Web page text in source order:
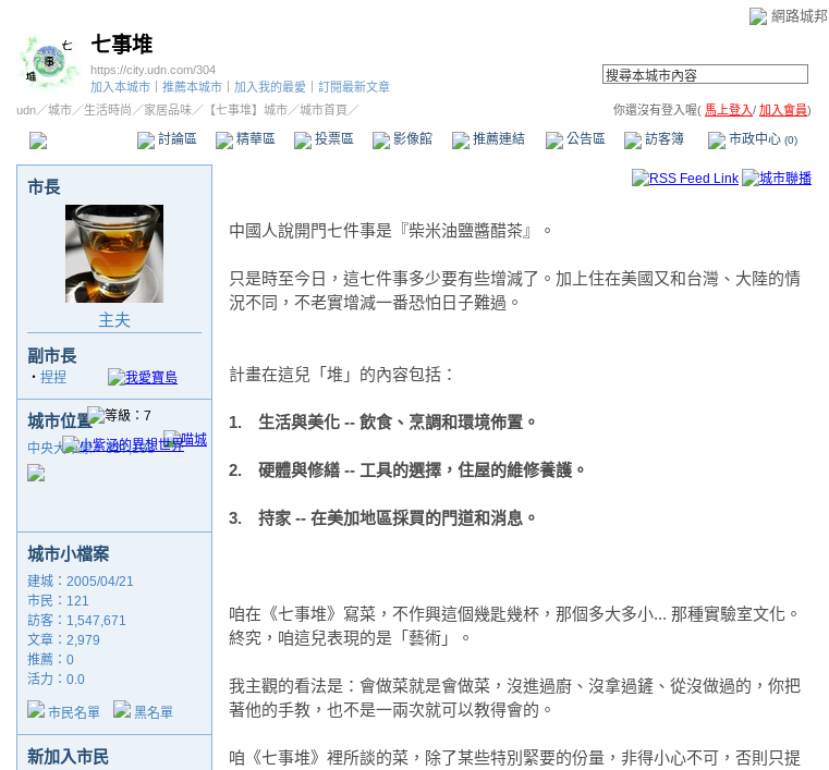
網路城邦
七事堆
https://city.udn.com/304
加入本城市
推薦本城市 加入我的最愛
訂閱最新文章
udn／城市／生活時尚 ／家居品味／ 【七事堆】城市／城市首頁／ 你還沒有登入喔( 馬上登入/ 加入會員)
討論區 精華區 投票區 影像館 推薦連結 公告區 訪客簿 市政中心 (0)
市長
主夫
副市長
‧ 捏捏
城市位置
中央大草原／327,138
城市小檔案
建城：2005/04/21
市民：121
訪客：1,547,671
文章：2,979
推薦： 0
活力：0.0
市民名單 黑名單
新加入市民
中國人說開門七件事是『柴米油鹽醬醋茶』。
只是時至今日，這七件事多少要有些增減了。加上住在美國又和台灣、大陸的情
況不同，不老實增減一番恐怕日子難過。
計畫在這兒「堆」的內容包括：
1. 生活與美化 -- 飲食、烹調和環境佈置。
2. 硬體與修繕 -- 工具的選擇，住屋的維修養護。
3. 持家 -- 在美加地區採買的門道和消息。
咱在《七事堆》寫菜，不作興這個幾匙幾杯，那個多大多小... 那種實驗室文化。
終究，咱這兒表現的是「藝術」。
我主觀的看法是：會做菜就是會做菜，沒進過廚、沒拿過鏟、從沒做過的，你把
著他的手教，也不是一兩次就可以教得會的。
咱《七事堆》裡所談的菜，除了某些特別緊要的份量，非得小心不可，否則只提